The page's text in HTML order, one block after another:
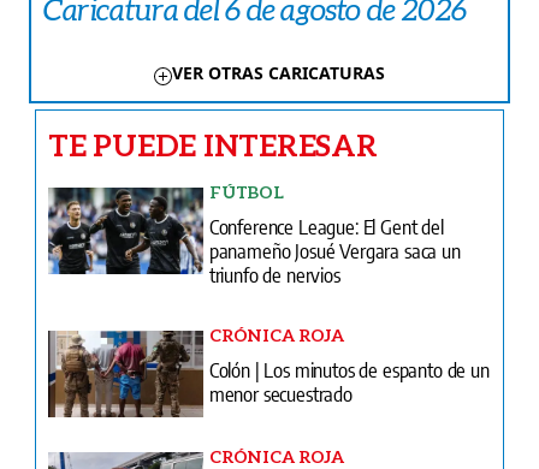
Caricatura del 6 de agosto de 2026
VER OTRAS CARICATURAS
TE PUEDE INTERESAR
FÚTBOL
Conference League: El Gent del
panameño Josué Vergara saca un
triunfo de nervios
CRÓNICA ROJA
Colón | Los minutos de espanto de un
menor secuestrado
CRÓNICA ROJA